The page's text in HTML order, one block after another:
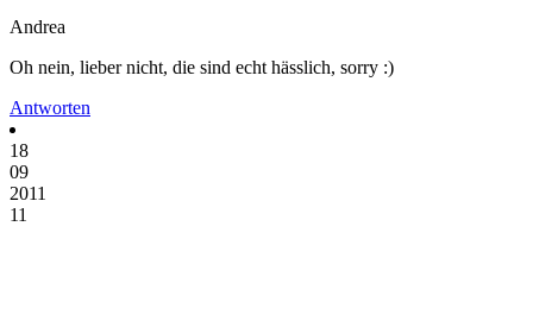
Andrea
Oh nein, lieber nicht, die sind echt hässlich, sorry :)
Antworten
18
09
2011
11